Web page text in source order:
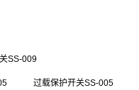
SS-009
过载保护开关SS-005